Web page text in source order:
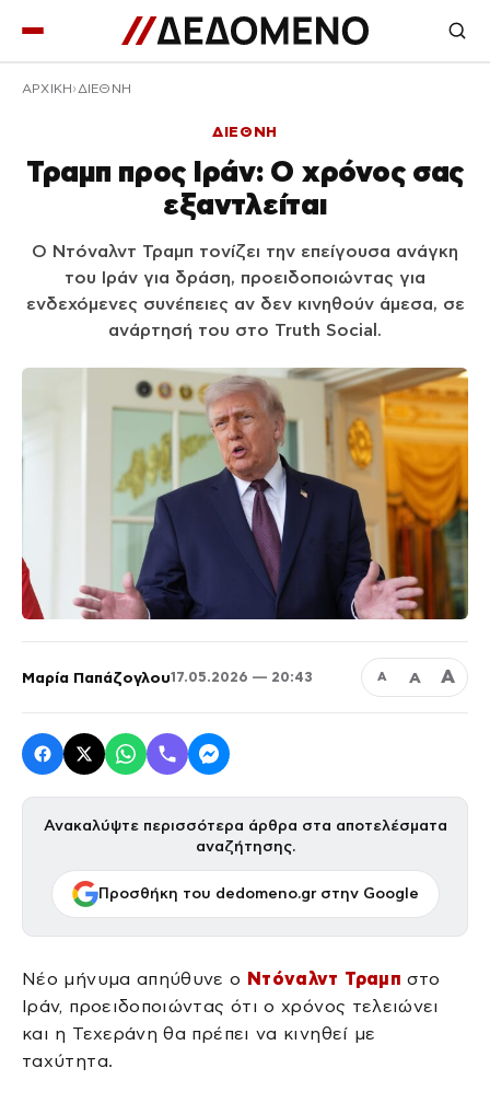
ΑΡΧΙΚΉ ΔΙΕΘΝΗ
ΔΙΕΘΝΗ
Τραμπ προς Ιράν: Ο χρόνος σας
εξαντλείται
Ο Ντόναλντ Τραμπ τονίζει την επείγουσα ανάγκη
του Ιράν για δράση, προειδοποιώντας για
ενδεχόμενες συνέπειες αν δεν κινηθούν άμεσα, σε
ανάρτησή του στο Truth Social.
Μαρία Παπάζογλου17.05.2026 — 20:43 Α Α Α
Ανακαλύψτε περισσότερα άρθρα στα αποτελέσματα
αναζήτησης.
Προσθήκη του dedomeno.gr στην Google
Νέο μήνυμα απηύθυνε ο Ντόναλντ Τραμπ στο
Ιράν, προειδοποιώντας ότι ο χρόνος τελειώνει
και η Τεχεράνη θα πρέπει να κινηθεί με
ταχύτητα.